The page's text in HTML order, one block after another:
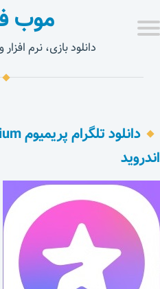
موب
دانلود بازی، نرم
اندروید